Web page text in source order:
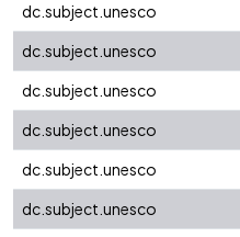
dc.subject.unesco
dc.subject.unesco
dc.subject.unesco
dc.subject.unesco
dc.subject.unesco
dc.subject.unesco